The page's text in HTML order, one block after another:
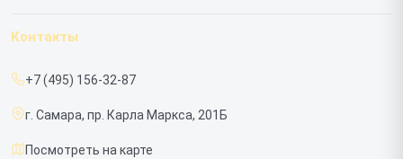
Срочный ремонт
Доставка и способы оплаты
ИБП
Контакты
+7 (495) 156-32-87
г. Самара, пр. Карла Маркса, 201Б
Посмотреть на карте